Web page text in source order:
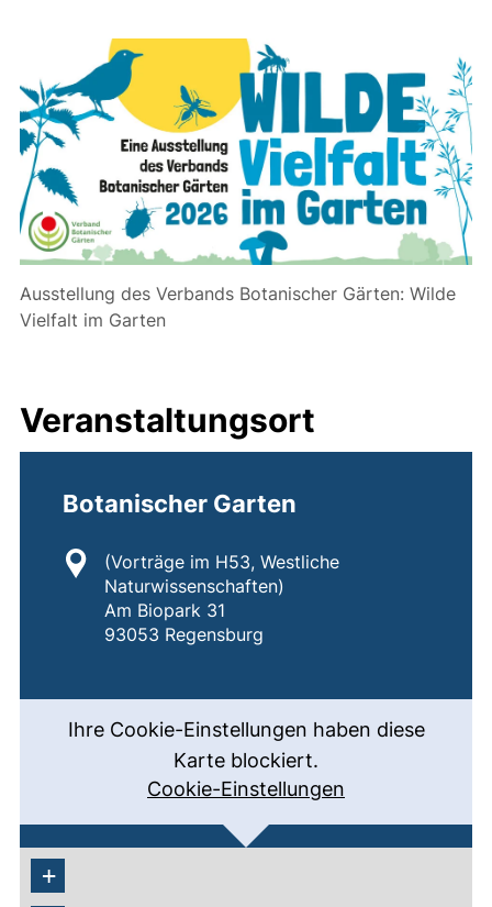
Ausstellung des Verbands Botanischer Gärten: Wilde
Vielfalt im Garten
Veranstaltungsort
Botanischer Garten
Standort:
(Vorträge im H53, Westliche
Naturwissenschaften)
Am Biopark 31
93053 Regensburg
Ihre Cookie-Einstellungen haben diese
Karte blockiert.
Cookie-Einstellungen
+